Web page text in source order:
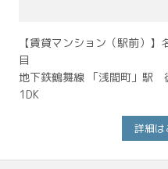
【賃貸マンション（駅前）
目
地下鉄鶴舞線 「浅間町」駅
1DK
詳細は